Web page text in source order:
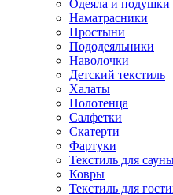
Одеяла и подушки
Наматрасники
Простыни
Пододеяльники
Наволочки
Детский текстиль
Халаты
Полотенца
Салфетки
Скатерти
Фартуки
Текстиль для
Ковры
Текстиль для